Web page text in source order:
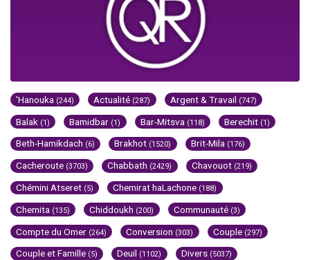
'Hanouka (244) Actualité (287) Argent & Travail (747)
Balak (1) Bamidbar (1) Bar-Mitsva (118) Berechit (1)
Beth-Hamikdach (6) Brakhot (1520) Brit-Mila (176)
Cacheroute (3703) Chabbath (2429) Chavouot (219)
Chémini Atseret (5) Chemirat haLachone (188)
Chemita (135) Chiddoukh (200) Communauté (3)
Compte du Omer (264) Conversion (303) Couple (297)
Couple et Famille (5) Deuil (1102) Divers (5037)